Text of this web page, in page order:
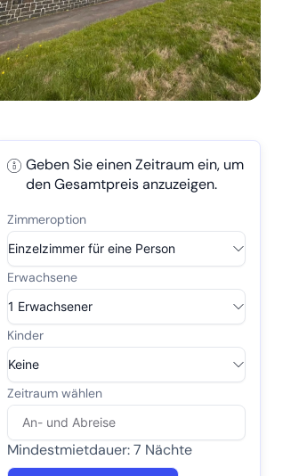
Geben Sie einen Zeitraum ein, um
den Gesamtpreis anzuzeigen.
Mindestmietdauer: 7 Nächte